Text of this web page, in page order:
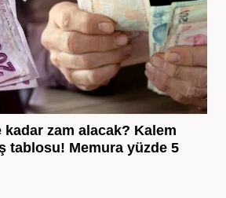
kadar zam alacak? Kalem
tablosu! Memura yüzde 5